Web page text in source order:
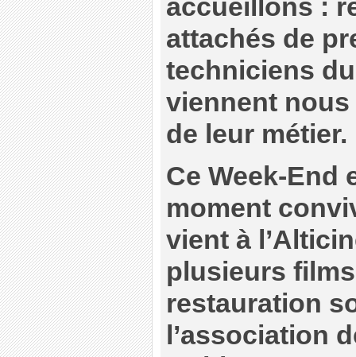
accueillons :
attachés de
techniciens
viennent
de leur métier.
Ce Week-End
moment
vient à
plusieurs
restauration
l’association